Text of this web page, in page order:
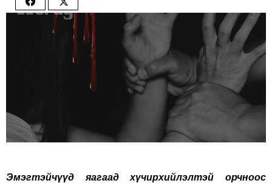
Share
Share
Twitter
Эмэгтэйчүүд яагаад хүчирхийлэлтэй орчноос